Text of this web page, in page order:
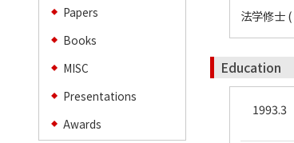
◆ Papers
◆ Books
◆ MISC
◆ Presentations
◆ Awards
法学修士
Education
1993.3